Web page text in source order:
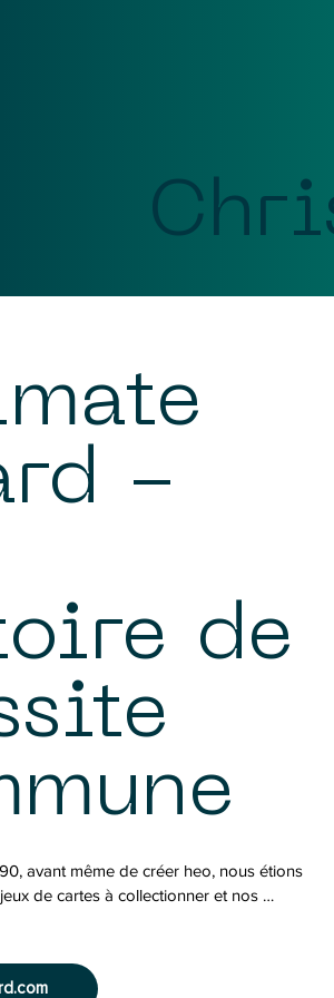
-
de
avant même de créer heo, nous étions
de cartes à collectionner et nos
à développer nos propres
fil des années. Cela fait plus de 30 ans